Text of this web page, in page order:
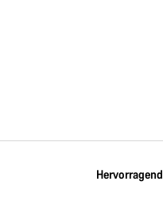
Hervorragend